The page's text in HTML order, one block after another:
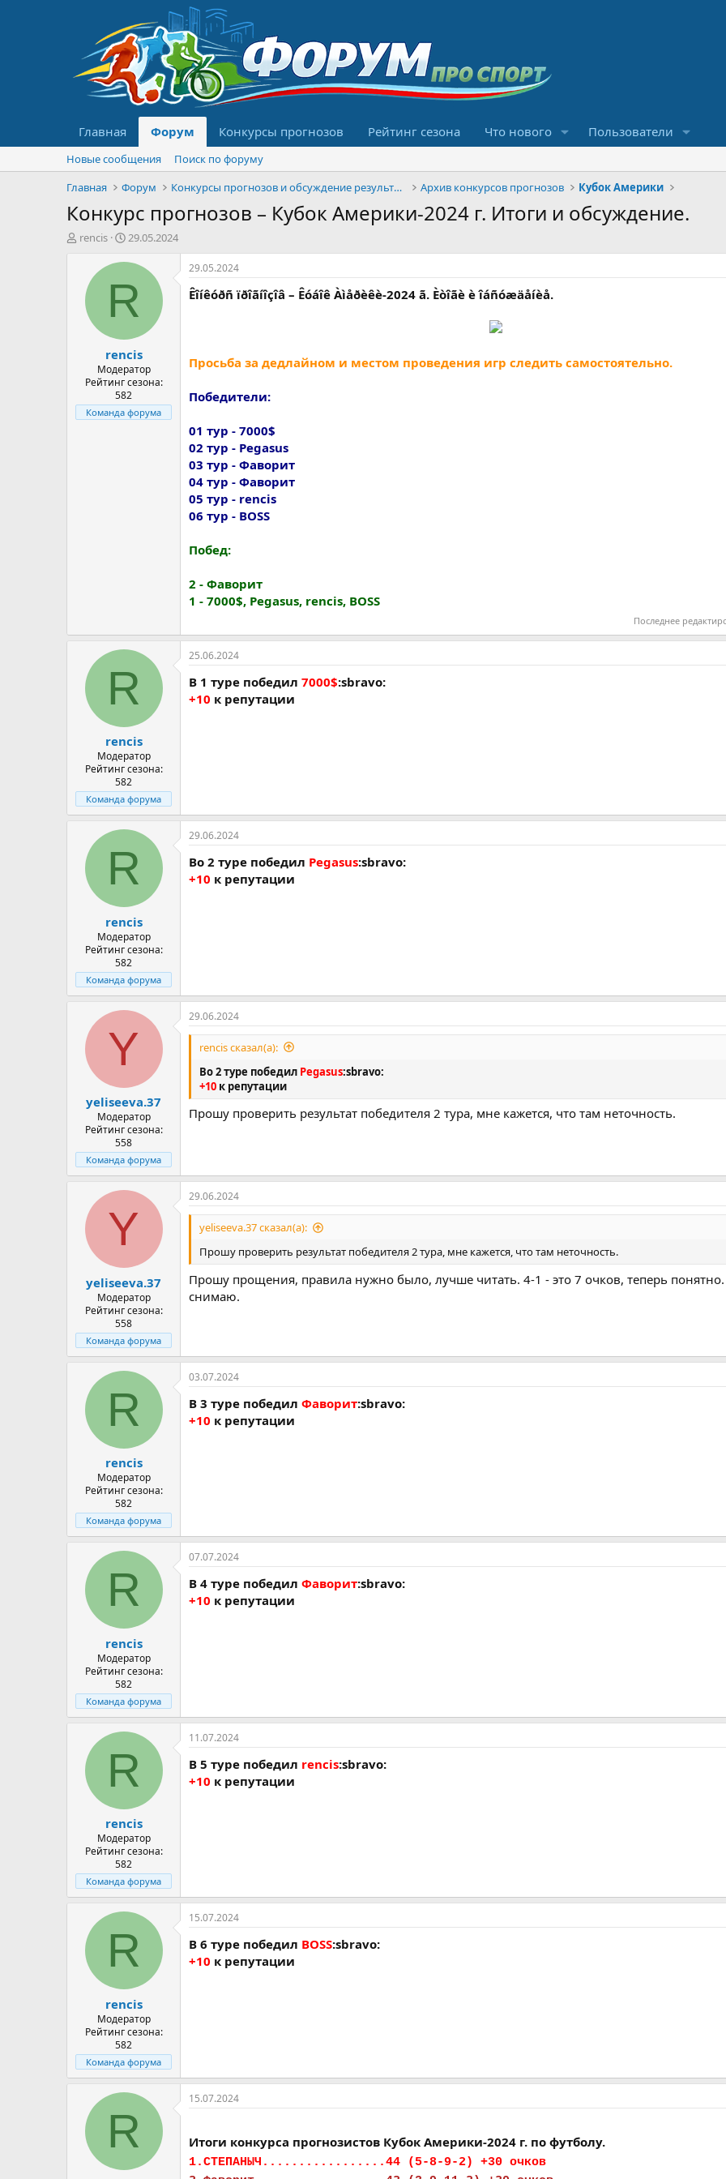
Главная Форум Конкурсы прогнозов Рейтинг сезона Что нового Пользователи
Новые сообщения
Поиск по форуму
Главная
Форум Конкурсы прогнозов и обсуждение результатов Архив конкурсов прогнозов Кубок Америки
Конкурс прогнозов – Кубок Америки-2024 г. Итоги и обсуждение.
А
rencis
Д
т
н
а
а
л
а
29.05.2024
R
rencis
Модератор
Рейтинг сезона:
582
Команда форума
29.05.2024
Êîíêóðñ ïðîãíîçîâ – Êóáîê Àìåðèêè-2024 ã. Èòîãè è îáñóæäåíèå.
Просьба за дедлайном и местом проведения игр следить самостоятельно.
Победители:
01 тур - 7000$
02 тур - Pegasus
03 тур - Фаворит
04 тур - Фаворит
05 тур - rencis
06 тур - BOSS
Побед:
2 - Фаворит
1 - 7000$, Pegasus, rencis, BOSS
Последнее
R
rencis
Модератор
Рейтинг сезона:
582
Команда форума
25.06.2024
В 1 туре победил 7000$:sbravo:
+10 к репутации
R
rencis
Модератор
Рейтинг сезона:
582
Команда форума
29.06.2024
Во 2 туре победил Pegasus:sbravo:
+10 к репутации
Y
yeliseeva.37
Модератор
Рейтинг сезона:
558
Команда форума
29.06.2024
rencis сказал(а):
Во 2 туре победил Pegasus:sbravo:
+10 к репутации
Прошу проверить результат победителя 2 тура, мне кажется, что там неточность.
Y
yeliseeva.37
Модератор
Рейтинг сезона:
558
Команда форума
29.06.2024
yeliseeva.37 сказал(а):
Прошу проверить результат победителя 2 тура, мне кажется, что там неточность.
Прошу прощения, правила нужно было, лучше читать. 4-1 - это 7 очков, теперь
снимаю.
R
rencis
Модератор
Рейтинг сезона:
582
Команда форума
03.07.2024
В 3 туре победил Фаворит:sbravo:
+10 к репутации
R
rencis
Модератор
Рейтинг сезона:
582
Команда форума
07.07.2024
В 4 туре победил Фаворит:sbravo:
+10 к репутации
R
rencis
Модератор
Рейтинг сезона:
582
Команда форума
11.07.2024
В 5 туре победил rencis:sbravo:
+10 к репутации
R
rencis
Модератор
Рейтинг сезона:
582
Команда форума
15.07.2024
В 6 туре победил BOSS:sbravo:
+10 к репутации
R
15.07.2024
Итоги конкурса прогнозистов Кубок Америки-2024 г. по футболу.
1.СТЕПАНЫЧ.................44 (5-8-9-2) +30 очков